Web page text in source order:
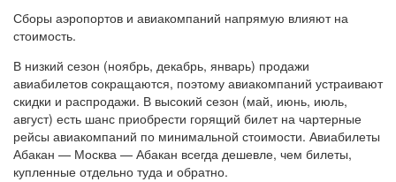
Сборы аэропортов и авиакомпаний напрямую влияют на
стоимость.
В низкий сезон (ноябрь, декабрь, январь) продажи
авиабилетов сокращаются, поэтому авиакомпаний устраивают
скидки и распродажи. В высокий сезон (май, июнь, июль,
август) есть шанс приобрести горящий билет на чартерные
рейсы авиакомпаний по минимальной стоимости. Авиабилеты
Абакан — Москва — Абакан всегда дешевле, чем билеты,
купленные отдельно туда и обратно.